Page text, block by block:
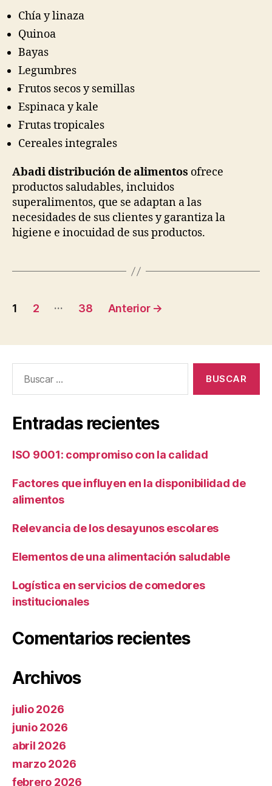
Chía y linaza
Quinoa
Bayas
Legumbres
Frutos secos y semillas
Espinaca y kale
Frutas tropicales
Cereales integrales
Abadi distribución de alimentos ofrece
productos saludables, incluidos
superalimentos, que se adaptan a las
necesidades de sus clientes y garantiza la
higiene e inocuidad de sus productos.
Paginación
entradas
1 2 … 38 Anterior →
Entradas recientes
ISO 9001: compromiso con la calidad
Factores que influyen en la disponibilidad de
alimentos
Relevancia de los desayunos escolares
Elementos de una alimentación saludable
Logística en servicios de comedores
institucionales
Comentarios recientes
Archivos
julio 2026
junio 2026
abril 2026
marzo 2026
febrero 2026